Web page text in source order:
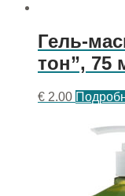
Гель-
тон”, 75
€ 2.00